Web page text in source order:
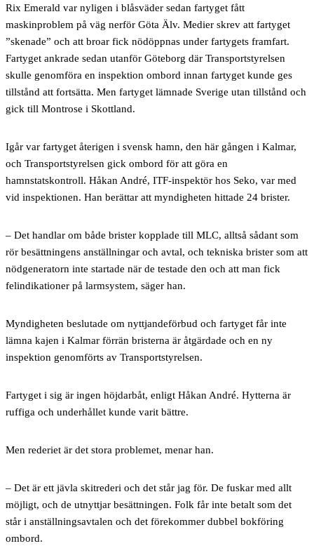
Rix Emerald var nyligen i blåsväder sedan fartyget fått
maskinproblem på väg nerför Göta Älv. Medier skrev att fartyget
”skenade” och att broar fick nödöppnas under fartygets framfart.
Fartyget ankrade sedan utanför Göteborg där Transportstyrelsen
skulle genomföra en inspektion ombord innan fartyget kunde ges
tillstånd att fortsätta. Men fartyget lämnade Sverige utan tillstånd och
gick till Montrose i Skottland.
Igår var fartyget återigen i svensk hamn, den här gången i Kalmar,
och Transportstyrelsen gick ombord för att göra en
hamnstatskontroll. Håkan André, ITF-inspektör hos Seko, var med
vid inspektionen. Han berättar att myndigheten hittade 24 brister.
– Det handlar om både brister kopplade till MLC, alltså sådant som
rör besättningens anställningar och avtal, och tekniska brister som att
nödgeneratorn inte startade när de testade den och att man fick
felindikationer på larmsystem, säger han.
Myndigheten beslutade om nyttjandeförbud och fartyget får inte
lämna kajen i Kalmar förrän bristerna är åtgärdade och en ny
inspektion genomförts av Transportstyrelsen.
Fartyget i sig är ingen höjdarbåt, enligt Håkan André. Hytterna är
ruffiga och underhållet kunde varit bättre.
Men rederiet är det stora problemet, menar han.
– Det är ett jävla skitrederi och det står jag för. De fuskar med allt
möjligt, och de utnyttjar besättningen. Folk får inte betalt som det
står i anställningsavtalen och det förekommer dubbel bokföring
ombord.